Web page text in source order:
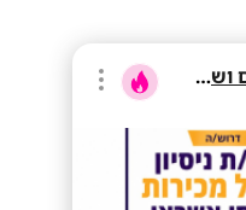
טופ מרקטינג קידום ושיווק בע"מ